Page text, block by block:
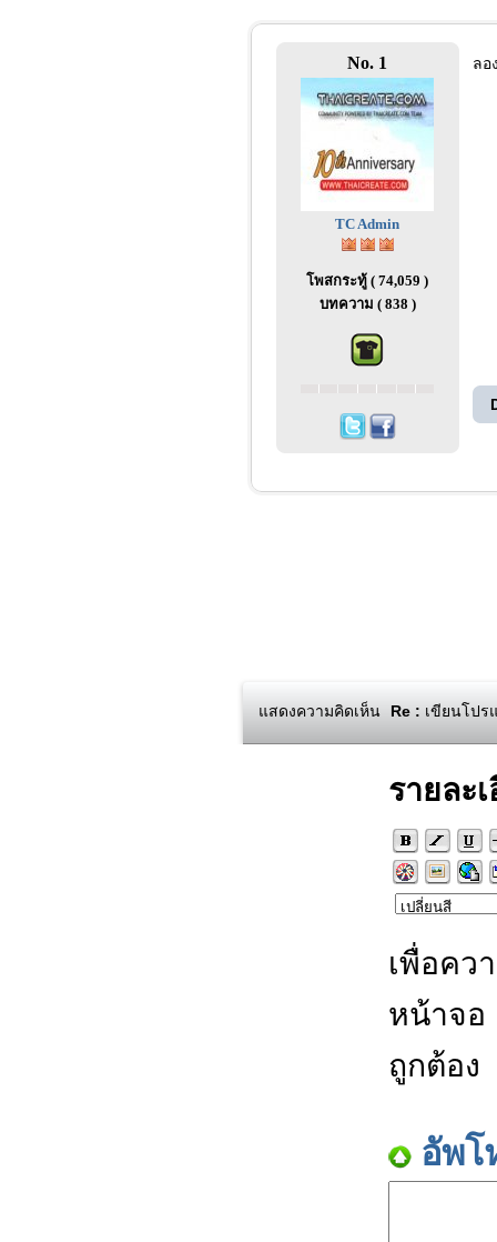
No. 1
TC Admin
โพสกระทู้ ( 74,059 )
บทความ ( 838 )
ลอ
แสดงความคิดเห็น Re : เขียนโปร
รายละ
เพื่อคว
หน้าจอ
ถูกต้อง
อัพโ